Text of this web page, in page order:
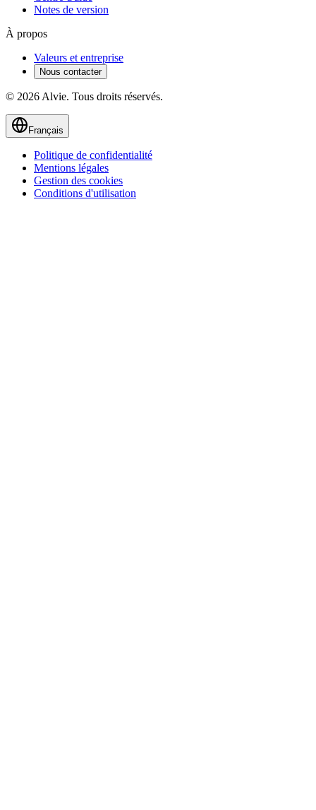
Notes de version
À propos
Valeurs et entreprise
Nous contacter
© 2026 Alvie. Tous droits réservés.
Français
Politique de confidentialité
Mentions légales
Gestion des cookies
Conditions d'utilisation